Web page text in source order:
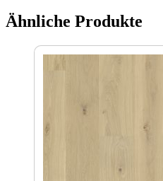
Ähnliche Produkte